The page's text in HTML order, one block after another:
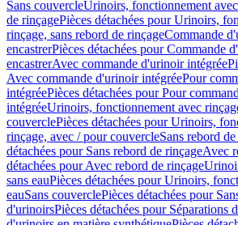
Sans couvercleUrinoirs, fonctionnement
de rinçagePièces détachées pour Urinoirs,
rinçage, sans rebord de rinçageCommande
encastrerPièces détachées pour Commande
encastrerAvec commande d'urinoir intégrée
Avec commande d'urinoir intégréePour
intégréePièces détachées pour Pour
intégréeUrinoirs, fonctionnement avec
couverclePièces détachées pour Urinoirs,
rinçage, avec / pour couvercleSans rebord
détachées pour Sans rebord de rinçageAvec
détachées pour Avec rebord de rinçage
sans eauPièces détachées pour Urinoirs,
eauSans couverclePièces détachées pour
d'urinoirsPièces détachées pour Séparations